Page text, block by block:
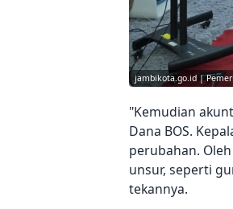
jambikota.go.id |
"Kemudian
Dana BOS.
perubahan.
unsur, seperti
tekannya.